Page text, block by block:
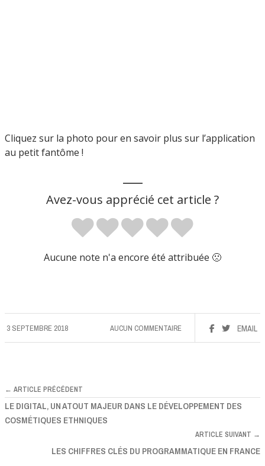
Cliquez sur la photo pour en savoir plus sur l’application
au petit fantôme !
Avez-vous apprécié cet article ?
Aucune note n'a encore été attribuée 🙁
3 SEPTEMBRE 2018 EMAIL
AUCUN COMMENTAIRE
← ARTICLE PRÉCÉDENT
LE DIGITAL, UN ATOUT MAJEUR DANS LE DÉVELOPPEMENT DES
COSMÉTIQUES ETHNIQUES
ARTICLE SUIVANT →
LES CHIFFRES CLÉS DU PROGRAMMATIQUE EN FRANCE